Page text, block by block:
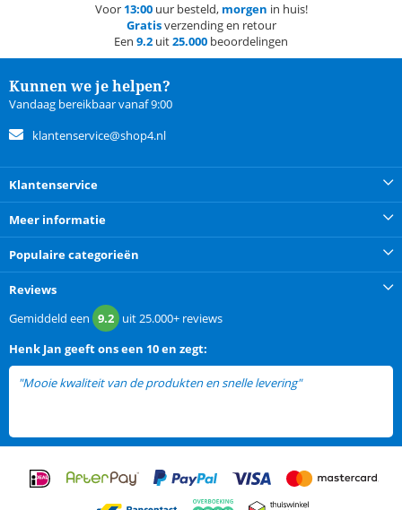
Voor 13:00uur besteld, morgen in huis!
Gratisverzending en retour
Een 9.2 uit25.000 beoordelingen
Kunnen we je helpen?
Vandaag bereikbaar vanaf 9:00
klantenservice@shop4.nl
Klantenservice
Meer informatie
Populaire categorieën
Reviews
Gemiddeld een 9.2 uit25.000+ reviews
Henk Jan geeft ons een 10 en zegt:
"Mooie kwaliteit van de produkten en snelle levering"